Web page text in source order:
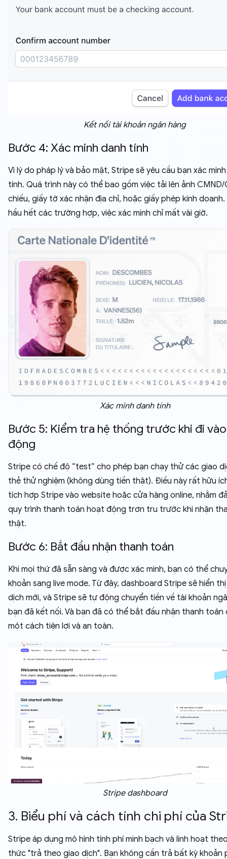
Kết nối tài khoản ngân hàng
Bước 4: Xác minh danh tính
Vì lý do pháp lý và bảo mật, Stripe sẽ yêu cầu bạn xác
tính. Quá trình này có thể bao gồm việc tải lên ảnh
chiếu, giấy tờ xác nhận địa chỉ, hoặc giấy phép kinh doanh.
hầu hết các trường hợp, việc xác minh chỉ mất vài giờ.
Xác minh danh tính
Bước 5: Kiểm tra hệ thống trước khi đi
động
Stripe có chế độ “test” cho phép bạn chạy thử các giao
thẻ thử nghiệm (không dùng tiền thật). Điều này rất hữu
tích hợp Stripe vào website hoặc cửa hàng online, nhằm
quy trình thanh toán hoạt động trơn tru trước khi nhận
thật.
Bước 6: Bắt đầu nhận thanh toán
Khi mọi thứ đã sẵn sàng và được xác minh, bạn có thể
khoản sang live mode. Từ đây, dashboard Stripe sẽ hiển
dịch mới, và Stripe sẽ tự động chuyển tiền về tài khoản
bạn đã kết nối. Và bạn đã có thể bắt đầu nhận thanh toán
một cách tiện lợi và an toàn.
Stripe dashboard
3. Biểu phí và cách tính chi phí của
Stripe áp dụng mô hình tính phí minh bạch và linh hoạt
thức "trả theo giao dịch". Bạn không cần trả bất kỳ khoản